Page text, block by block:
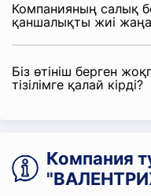
Компанияның салық
қаншалықты жиі
Біз өтініш берген
тізілімге қалай кірді?
Компания